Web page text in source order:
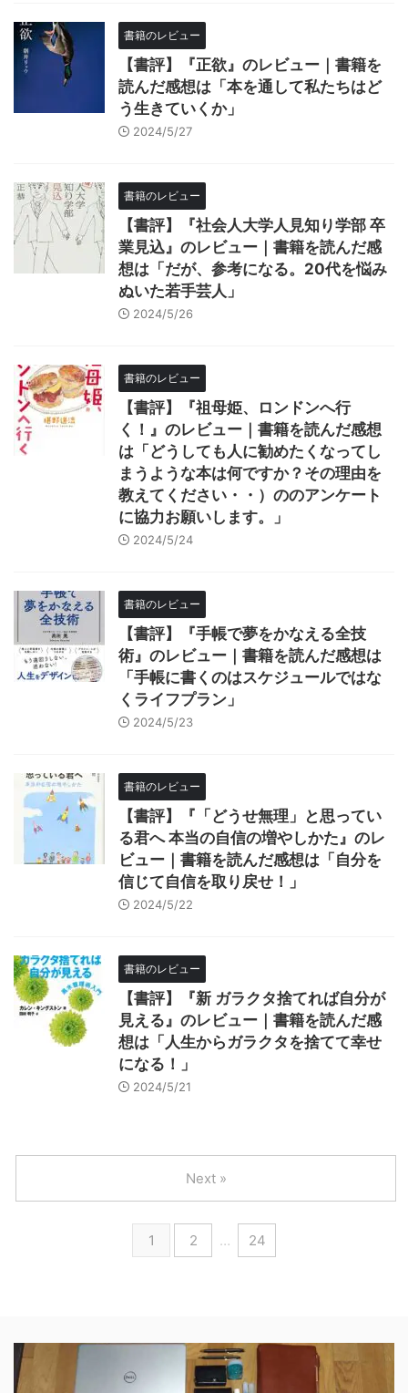
書籍のレビュー
【書評】『正欲』のレビュー｜書籍を
読んだ感想は「本を通して私たちはど
う生きていくか」
2024/5/27
書籍のレビュー
【書評】『社会人大学人見知り学部 卒
業見込』のレビュー｜書籍を読んだ感
想は「だが、参考になる。20代を悩み
ぬいた若手芸人」
2024/5/26
書籍のレビュー
【書評】『祖母姫、ロンドンへ行
く！』のレビュー｜書籍を読んだ感想
は「どうしても人に勧めたくなってし
まうような本は何ですか？その理由を
教えてください・・）ののアンケート
に協力お願いします。」
2024/5/24
書籍のレビュー
【書評】『手帳で夢をかなえる全技
術』のレビュー｜書籍を読んだ感想は
「手帳に書くのはスケジュールではな
くライフプラン」
2024/5/23
書籍のレビュー
【書評】『「どうせ無理」と思ってい
る君へ 本当の自信の増やしかた』のレ
ビュー｜書籍を読んだ感想は「自分を
信じて自信を取り戻せ！」
2024/5/22
書籍のレビュー
【書評】『新 ガラクタ捨てれば自分が
見える』のレビュー｜書籍を読んだ感
想は「人生からガラクタを捨てて幸せ
になる！」
2024/5/21
1 2 … 24
Next »